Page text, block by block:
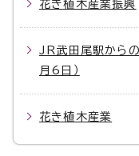
花き植木産業振興
JR武田尾駅から
月6日）
花き植木産業